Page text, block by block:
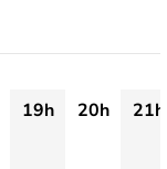
19h 20h
21h